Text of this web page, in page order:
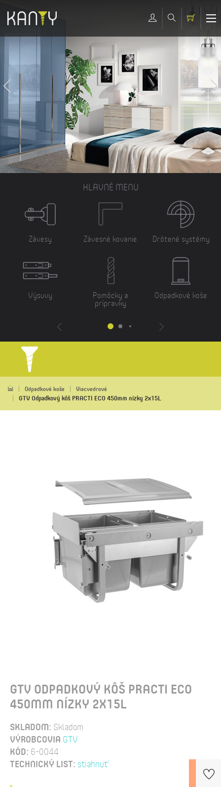
HLAVNÉ MENU
Závesy
Výsuvy
Závesné kovanie
Pomôcky a
prípravky
Drôtené systémy
Odpadkové koše
Odpadkové koše Viacvedrové
GTV Odpadkový kôš PRACTI ECO 450mm nízky 2x15L
GTV ODPADKOVÝ KÔŠ PRACTI ECO
450MM NÍZKY 2X15L
SKLADOM: Skladom
VÝROBCOVIA GTV
KÓD: 6-0044
TECHNICKÝ LIST: stiahnuť